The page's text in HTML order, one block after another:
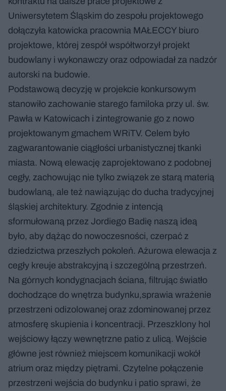
Uniwersytetem Śląskim do zespołu projektowego
dołączyła katowicka pracownia MAŁECCY biuro
projektowe, której zespół współtworzył projekt
budowlany i wykonawczy oraz odpowiadał za nadzór
autorski na budowie.
Podstawową decyzję w projekcie konkursowym
stanowiło zachowanie starego familoka przy ul. św.
Pawła w Katowicach i zintegrowanie go z nowo
projektowanym gmachem WRiTV. Celem było
zagwarantowanie ciągłości urbanistycznej tkanki
miasta. Nową elewację zaprojektowano z podobnej
cegły, zachowując nie tylko związek ze starą materią
budowlaną, ale też nawiązując do ducha tradycyjnej
śląskiej architektury. Zgodnie z intencją
sformułowaną przez Jordiego Badię naszą ideą
było, aby dążąc do nowoczesności, czerpać z
dziedzictwa przeszłych pokoleń. Ażurowa elewacja z
cegły kreuje abstrakcyjną i szczególną przestrzeń.
Na górnych kondygnacjach ściana, filtrując światło
dochodzące do wnętrza budynku,sprawia wrażenie
przestrzeni odizolowanej oraz zdominowanej przez
atmosferę skupienia i koncentracji. Przeszklony hol
wejściowy łączy wewnętrzne patio z ulicą. Wejście
główne jest również miejscem komunikacji wokół
atrium oraz między piętrami. Czytelne połączenie
przestrzeni wejścia do budynku i patio sprawi, że